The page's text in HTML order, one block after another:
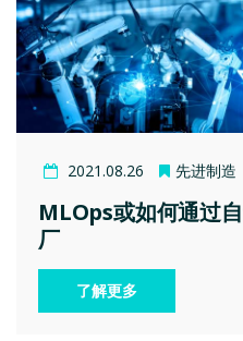
2021.08.26 先进制造
MLOps或如何通过
厂
了解更多